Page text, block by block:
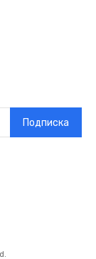
Подписка